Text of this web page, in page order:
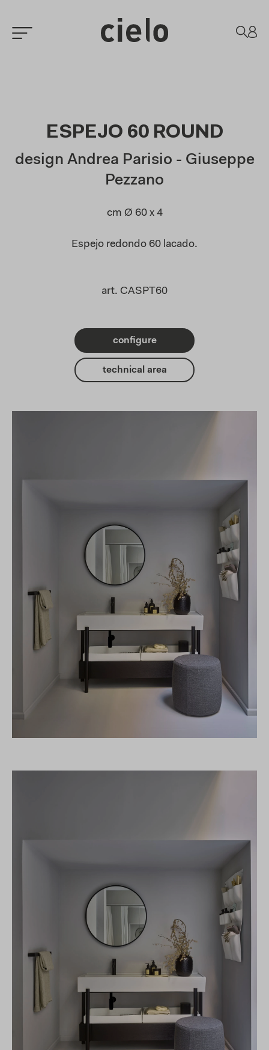
ESPEJO 60 ROUND
design Andrea Parisio - Giuseppe
Pezzano
cm Ø 60 x 4
Espejo redondo 60 lacado.
art. CASPT60
configure
technical area